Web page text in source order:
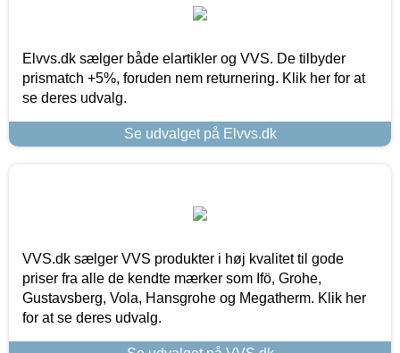
Elvvs.dk sælger både elartikler og VVS. De tilbyder
prismatch +5%, foruden nem returnering. Klik her for at
se deres udvalg.
Se udvalget på Elvvs.dk
VVS.dk sælger VVS produkter i høj kvalitet til gode
priser fra alle de kendte mærker som Ifö, Grohe,
Gustavsberg, Vola, Hansgrohe og Megatherm. Klik her
for at se deres udvalg.